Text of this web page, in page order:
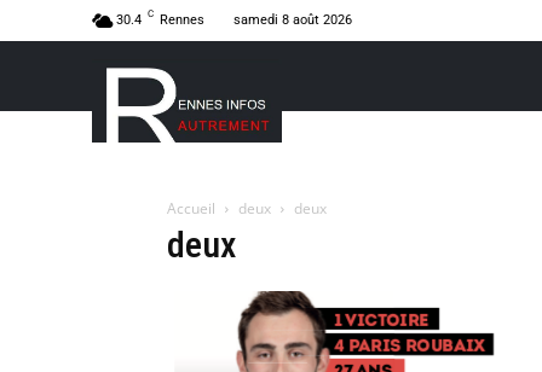
30.4 C Rennes samedi 8 août 2026
Accueil deux deux
deux